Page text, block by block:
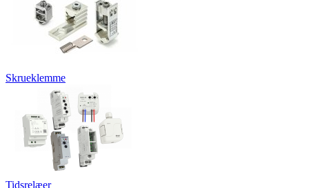
Skrueklemme
Tidsrelæer